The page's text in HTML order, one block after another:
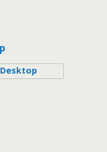
Desktop